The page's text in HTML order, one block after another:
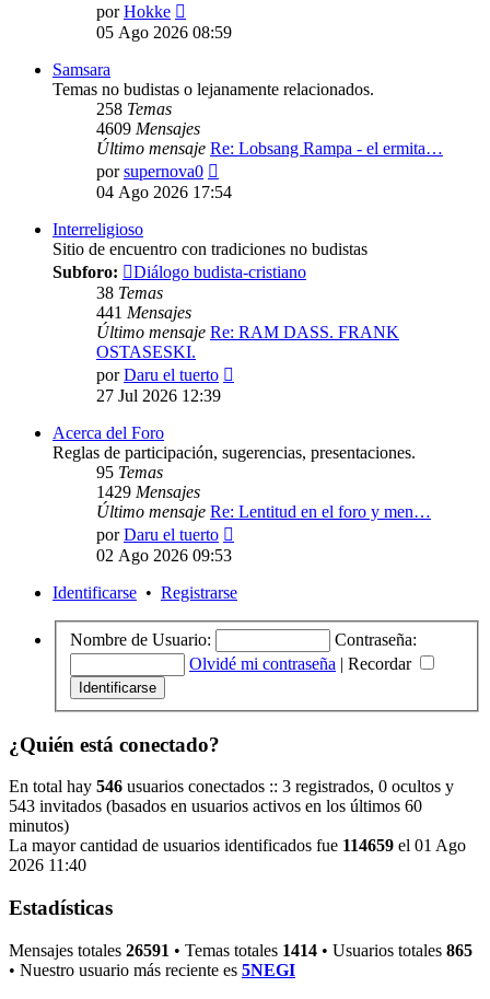
porHokke
último
05 Ago 2026 08:59
Samsara
Temas no budistas o lejanamente relacionados.
258 Temas
4609 Mensajes
Último mensaje Re: Lobsang Rampa - el ermita…
porsupernova0
último
04 Ago 2026 17:54
Interreligioso
Sitio de encuentro con tradiciones no budistas
Subforo:
Diálogo budista-cristiano
38 Temas
441 Mensajes
Último mensaje Re: RAM DASS. FRANK
OSTASESKI.
porDaru el tuerto
27 Jul 2026 12:39
Acerca del Foro
Reglas de participación, sugerencias, presentaciones.
95 Temas
1429 Mensajes
Último mensaje Re: Lentitud en el foro y men…
porDaru el tuerto
02 Ago 2026 09:53
Identificarse • Registrarse
Nombre de Usuario:
Contraseña:
Olvidé mi contraseña | Recordar
¿Quién está conectado?
En total hay 546 usuarios conectados :: 3 registrados, 0 ocultos y
543 invitados (basados en usuarios activos en los últimos 60
minutos)
La mayor cantidad de usuarios identificados fue 114659 el 01 Ago
2026 11:40
Estadísticas
Mensajes totales 26591 • Temas totales 1414 • Usuarios totales 865
• Nuestro usuario más reciente es 5NEGI